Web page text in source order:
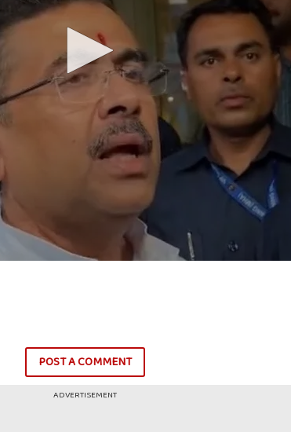
POST A COMMENT
ADVERTISEMENT